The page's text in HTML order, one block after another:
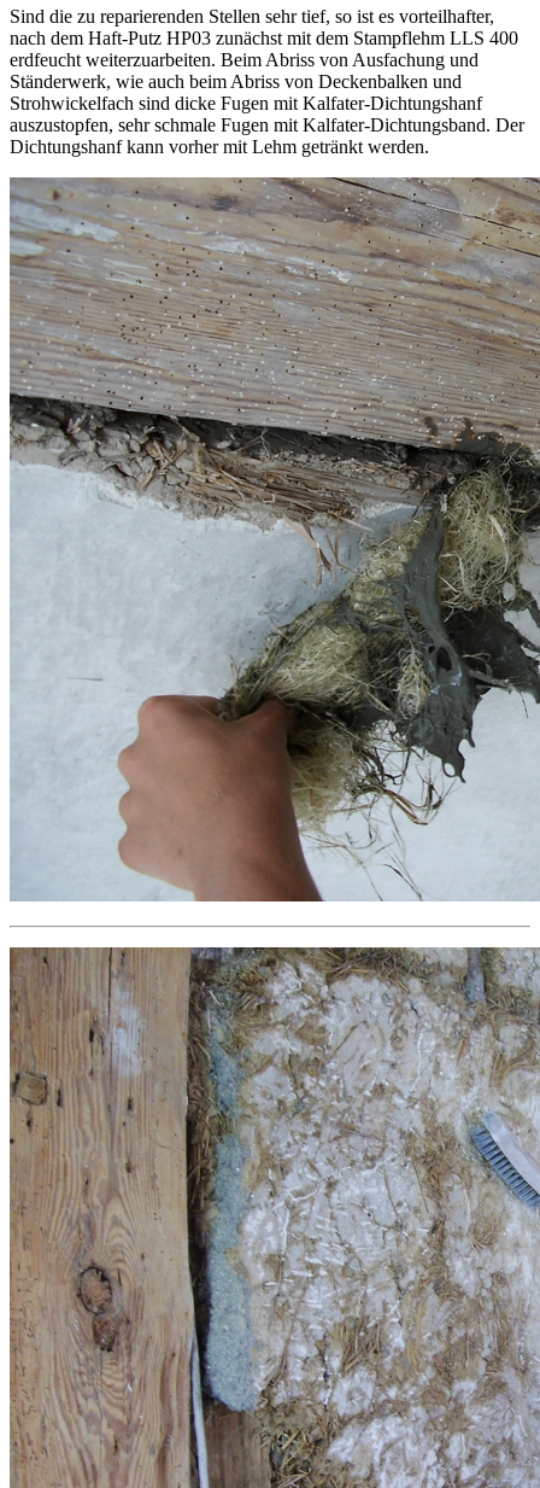
Sind die zu reparierenden Stellen sehr tief, so ist es vorteilhafter,
nach dem Haft-Putz HP03 zunächst mit dem Stampflehm LLS 400
erdfeucht weiterzuarbeiten. Beim Abriss von Ausfachung und
Ständerwerk, wie auch beim Abriss von Deckenbalken und
Strohwickelfach sind dicke Fugen mit Kalfater-Dichtungshanf
auszustopfen, sehr schmale Fugen mit Kalfater-Dichtungsband. Der
Dichtungshanf kann vorher mit Lehm getränkt werden.